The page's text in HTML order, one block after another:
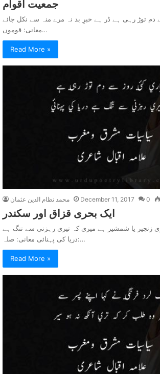
جمعيت اقوام
دم توڑ رہی ہے ڈر ہے خبرِ بد نہ مرے منہ سے نکل جائے
معانی: قوموں…
Read More »
محمد نظام الدین عثمان December 11, 2017 0
ايک بحری قزاق اور سکندر
زنجیر یا شمشیر ہے میری کہ تیری رہزنی سے تنگ ہے
دریا کی پہنائی معانی: صلہ:…
Read More »